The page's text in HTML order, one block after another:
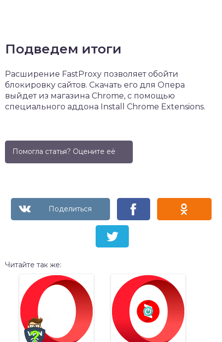
Подведем итоги
Расширение FastProxy позволяет обойти
блокировку сайтов. Скачать его для Опера
выйдет из магазина Chrome, с помощью
специального аддона Install Chrome Extensions.
Помогла статья? Оцените её
Читайте так же: